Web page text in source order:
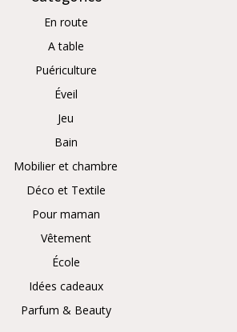
En route
A table
Puériculture
Éveil
Jeu
Bain
Mobilier et chambre
Déco et Textile
Pour maman
Vêtement
École
Idées cadeaux
Parfum & Beauty